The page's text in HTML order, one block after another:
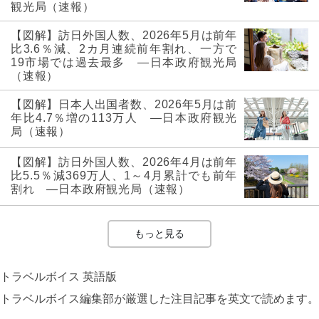
観光局（速報）
【図解】訪日外国人数、2026年5月は前年
比3.6％減、2カ月連続前年割れ、一方で
19市場では過去最多 ―日本政府観光局
（速報）
【図解】日本人出国者数、2026年5月は前
年比4.7％増の113万人 ―日本政府観光
局（速報）
【図解】訪日外国人数、2026年4月は前年
比5.5％減369万人、1～4月累計でも前年
割れ ―日本政府観光局（速報）
もっと見る
トラベルボイス 英語版
トラベルボイス編集部が厳選した注目記事を英文で読めます。